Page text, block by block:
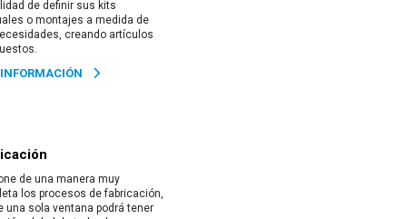
de definir sus kits
o montajes a medida de
creando artículos
de una manera muy
los procesos de fabricación,
una sola ventana podrá tener